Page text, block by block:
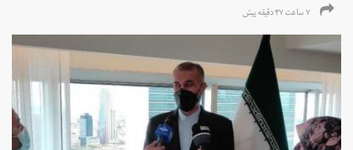
۷ ساعت ۴۷ دقیقه پیش